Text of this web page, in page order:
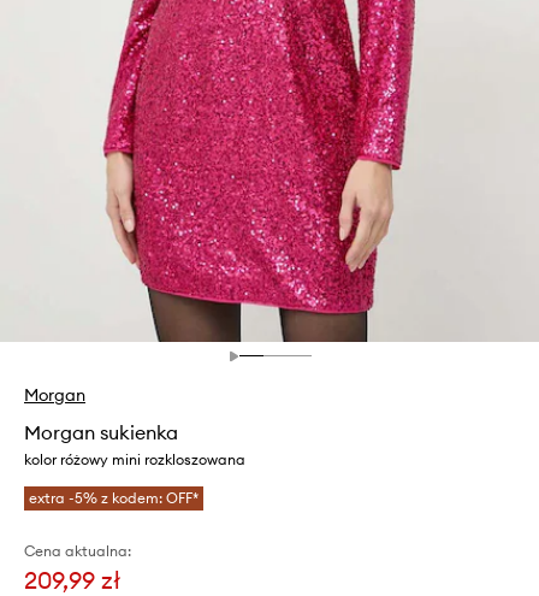
Morgan
Morgan sukienka
kolor różowy mini rozkloszowana
extra -5% z kodem: OFF*
Cena aktualna:
209,99 zł